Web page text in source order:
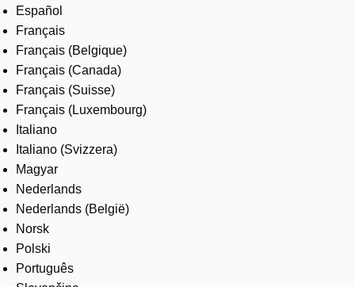
Español
Français
Français (Belgique)
Français (Canada)
Français (Suisse)
Français (Luxembourg)
Italiano
Italiano (Svizzera)
Magyar
Nederlands
Nederlands (België)
Norsk
Polski
Português